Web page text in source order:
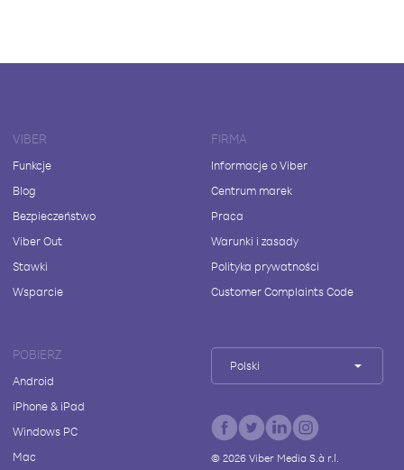
VIBER
Funkcje
Blog
Bezpieczeństwo
Viber Out
Stawki
Wsparcie
FIRMA
Informacje o Viber
Centrum marek
Praca
Warunki i zasady
Polityka prywatności
Customer Complaints Code
POBIERZ
Android
iPhone & iPad
Windows PC
Mac
Polski
© 2026Viber Media S.à r.l.